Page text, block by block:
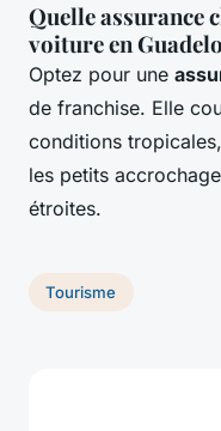
Quelle assurance
voiture en
Optez pour une
de franchise. Elle
conditions
les petits
étroites.
Tourisme